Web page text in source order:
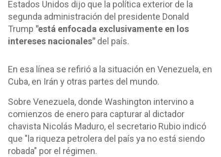
Estados Unidos dijo que la política exterior de la
segunda administración del presidente Donald
Trump "está enfocada exclusivamente en los
intereses nacionales" del país.
En esa línea se refirió a la situación en Venezuela, en
Cuba, en Irán y otras partes del mundo.
Sobre Venezuela, donde Washington intervino a
comienzos de enero para capturar al dictador
chavista Nicolás Maduro, el secretario Rubio indicó
que "la riqueza petrolera del país ya no está siendo
robada" por el régimen.